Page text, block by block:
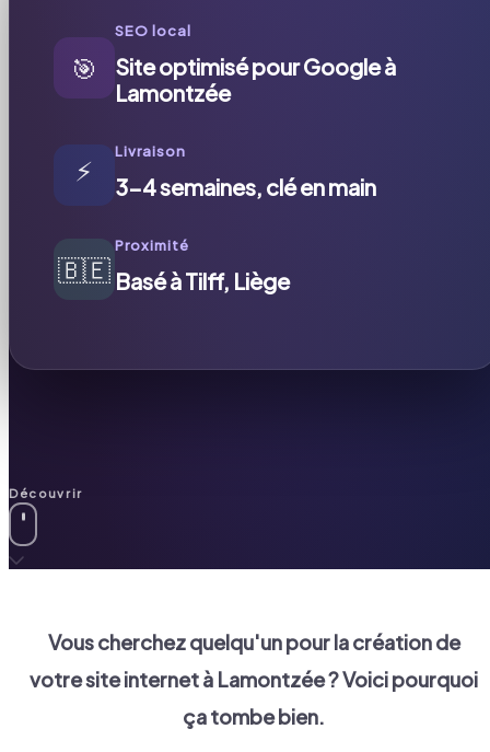
🎯
SEO local
Site optimisé pour Google à
Lamontzée
⚡
Livraison
3-4 semaines, clé en main
🇧🇪
Proximité
Basé à Tilff, Liège
Découvrir
Vous cherchez quelqu'un pour la création de
votre site internet à Lamontzée? Voici pourquoi
ça tombe bien.